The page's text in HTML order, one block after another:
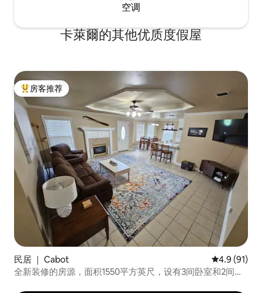
空调
卡萊爾的其他优质度假屋
热门「房客推荐」
房客推荐
民居 ｜ Cabot 平均评分
4.9 (91)
全新装修的房源，面积1550平方英尺，设有3间卧室和2间卫